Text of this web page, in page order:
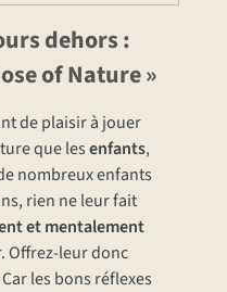
dehors :
of Nature »
de plaisir à jouer
que lesenfants,
nombreux enfants
rien ne leur fait
et mentalement
Offrez-leur donc
les bons réflexes